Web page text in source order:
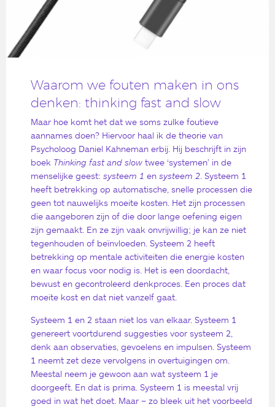
Waarom we fouten maken in ons
denken: thinking fast and slow
Maar hoe komt het dat we soms zulke foutieve
aannames doen? Hiervoor haal ik de theorie van
Psycholoog Daniel Kahneman erbij. Hij beschrijft in zijn
boek Thinking fast and slow twee ‘systemen’ in de
menselijke geest: systeem 1 en systeem 2 . Systeem 1
heeft betrekking op automatische, snelle processen die
geen tot nauwelijks moeite kosten. Het zijn processen
die aangeboren zijn of die door lange oefening eigen
zijn gemaakt. En ze zijn vaak onvrijwillig; je kan ze niet
tegenhouden of beïnvloeden. Systeem 2 heeft
betrekking op mentale activiteiten die energie kosten
en waar focus voor nodig is. Het is een doordacht,
bewust en gecontroleerd denkproces. Een proces dat
moeite kost en dat niet vanzelf gaat.
Systeem 1 en 2 staan niet los van elkaar. Systeem 1
genereert voortdurend suggesties voor systeem 2,
denk aan observaties, gevoelens en impulsen. Systeem
1 neemt zet deze vervolgens in overtuigingen om.
Meestal neem je gewoon aan wat systeem 1 je
doorgeeft. En dat is prima. Systeem 1 is meestal vrij
goed in wat het doet. Maar – zo bleek uit het voorbeeld